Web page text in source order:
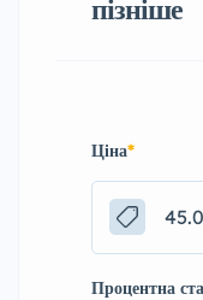
пізніше
Ціна*
Процентна